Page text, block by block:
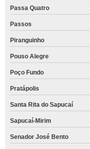
Passa Quatro
Passos
Piranguinho
Pouso Alegre
Poço Fundo
Pratápolis
Santa Rita do Sapucaí
Sapucaí-Mirim
Senador José Bento